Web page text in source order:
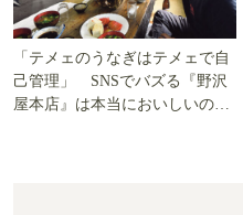
「テメェのうなぎはテメェで自
己管理」 SNSでバズる『野沢
屋本店』は本当においしいの